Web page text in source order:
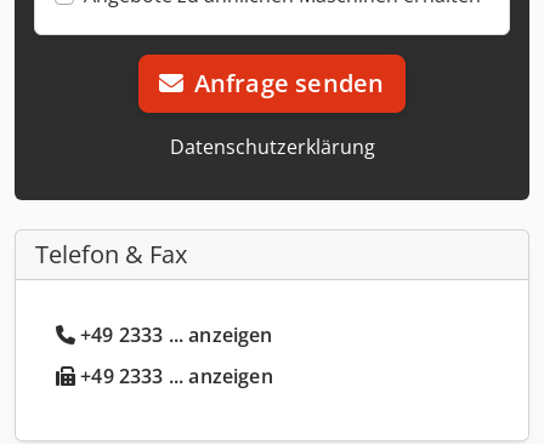
Anfrage senden
Datenschutzerklärung
Telefon & Fax
+49 2333 ... anzeigen
+49 2333 ... anzeigen